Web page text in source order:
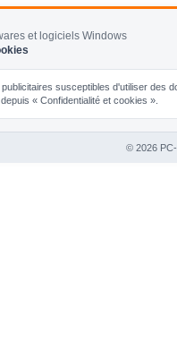
et logiciels Windows
susceptibles d'utiliser
« Confidentialité et cookies ».
© 2026